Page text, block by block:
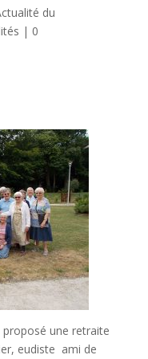
du
| 0
une retraite
eudiste ami de